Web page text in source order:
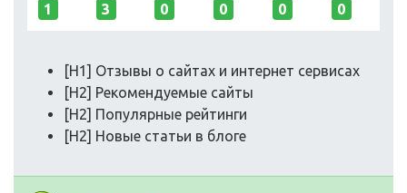
1 3 0 0 0 0
[H1] Отзывы о сайтах и интернет сервисах
[H2] Рекомендуемые сайты
[H2] Популярные рейтинги
[H2] Новые статьи в блоге